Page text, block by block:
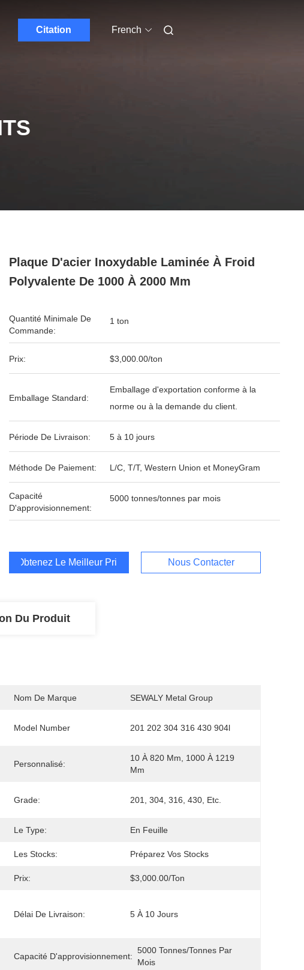
Citation French
Plaque D'acier Inoxydable Laminée À Froid
Polyvalente De 1000 À 2000 Mm
Quantité Minimale De
Commande:
1 ton
Prix: $3,000.00/ton
Emballage Standard:
Emballage d'exportation conforme à la
norme ou à la demande du client.
Période De Livraison: 5 à 10 jours
Méthode De Paiement: L/C, T/T, Western Union et MoneyGram
Capacité
D'approvisionnement:
5000 tonnes/tonnes par mois
Obtenez Le Meilleur Prix Nous Contacter
Du Produit
Nom De Marque SEWALY Metal Group
Model Number 201 202 304 316 430 904l
Personnalisé:
10 À 820 Mm, 1000 À 1219
Mm
Grade: 201, 304, 316, 430, Etc.
Le Type: En Feuille
Les Stocks: Préparez Vos Stocks
Prix: $3,000.00/ton
Délai De Livraison: 5 À 10 Jours
Capacité D'approvisionnement:
5000 Tonnes/tonnes Par
Mois